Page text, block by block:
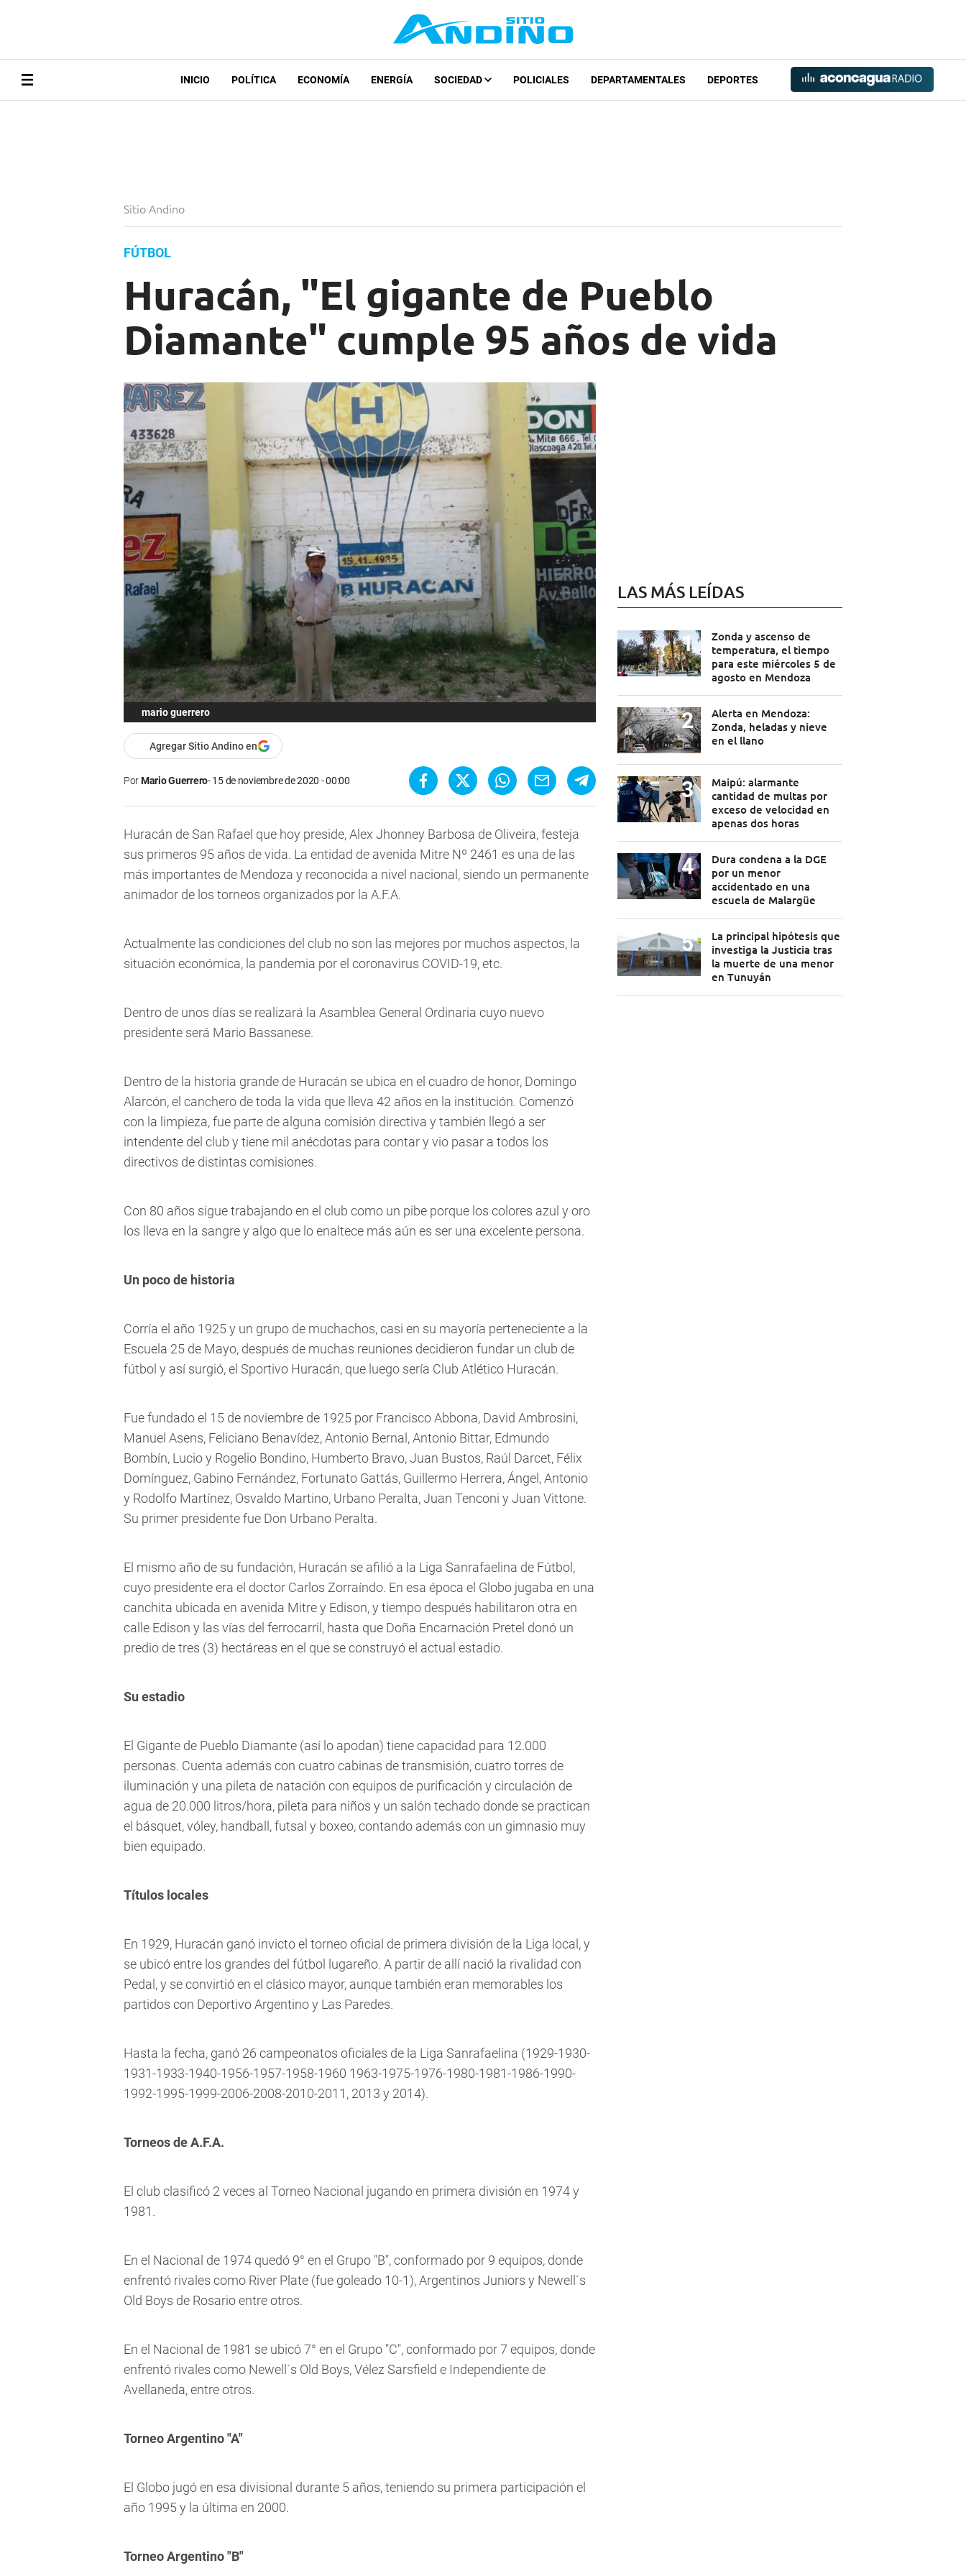
INICIO POLÍTICA ECONOMÍA ENERGÍA SOCIEDAD POLICIALES DEPARTAMENTALES DEPORTES
Sitio Andino
FÚTBOL
Huracán, "El gigante de Pueblo
Diamante" cumple 95 años de vida
mario guerrero
Agregar Sitio Andino en
PorMario Guerrero 15 de noviembre de 2020 - 00:00
Huracán de San Rafael que hoy preside, Alex Jhonney Barbosa de Oliveira, festeja
sus primeros 95 años de vida. La entidad de avenida Mitre Nº 2461 es una de las
más importantes de Mendoza y reconocida a nivel nacional, siendo un permanente
animador de los torneos organizados por la A.F.A.
Actualmente las condiciones del club no son las mejores por muchos aspectos, la
situación económica, la pandemia por el coronavirus COVID-19, etc.
Dentro de unos días se realizará la Asamblea General Ordinaria cuyo nuevo
presidente será Mario Bassanese.
Dentro de la historia grande de Huracán se ubica en el cuadro de honor, Domingo
Alarcón, el canchero de toda la vida que lleva 42 años en la institución. Comenzó
con la limpieza, fue parte de alguna comisión directiva y también llegó a ser
intendente del club y tiene mil anécdotas para contar y vio pasar a todos los
directivos de distintas comisiones.
Con 80 años sigue trabajando en el club como un pibe porque los colores azul y oro
los lleva en la sangre y algo que lo enaltece más aún es ser una excelente persona.
Un poco de historia
Corría el año 1925 y un grupo de muchachos, casi en su mayoría perteneciente a la
Escuela 25 de Mayo, después de muchas reuniones decidieron fundar un club de
fútbol y así surgió, el Sportivo Huracán, que luego sería Club Atlético Huracán.
Fue fundado el 15 de noviembre de 1925 por Francisco Abbona, David Ambrosini,
Manuel Asens, Feliciano Benavídez, Antonio Bernal, Antonio Bittar, Edmundo
Bombín, Lucio y Rogelio Bondino, Humberto Bravo, Juan Bustos, Raúl Darcet, Félix
Domínguez, Gabino Fernández, Fortunato Gattás, Guillermo Herrera, Ángel, Antonio
y Rodolfo Martínez, Osvaldo Martino, Urbano Peralta, Juan Tenconi y Juan Vittone.
Su primer presidente fue Don Urbano Peralta.
El mismo año de su fundación, Huracán se afilió a la Liga Sanrafaelina de Fútbol,
cuyo presidente era el doctor Carlos Zorraíndo. En esa época el Globo jugaba en una
canchita ubicada en avenida Mitre y Edison, y tiempo después habilitaron otra en
calle Edison y las vías del ferrocarril, hasta que Doña Encarnación Pretel donó un
predio de tres (3) hectáreas en el que se construyó el actual estadio.
Su estadio
El Gigante de Pueblo Diamante (así lo apodan) tiene capacidad para 12.000
personas. Cuenta además con cuatro cabinas de transmisión, cuatro torres de
iluminación y una pileta de natación con equipos de purificación y circulación de
agua de 20.000 litros/hora, pileta para niños y un salón techado donde se practican
el básquet, vóley, handball, futsal y boxeo, contando además con un gimnasio muy
bien equipado.
Títulos locales
En 1929, Huracán ganó invicto el torneo oficial de primera división de la Liga local, y
se ubicó entre los grandes del fútbol lugareño. A partir de allí nació la rivalidad con
Pedal, y se convirtió en el clásico mayor, aunque también eran memorables los
partidos con Deportivo Argentino y Las Paredes.
Hasta la fecha, ganó 26 campeonatos oficiales de la Liga Sanrafaelina (1929-1930-
1931-1933-1940-1956-1957-1958-1960 1963-1975-1976-1980-1981-1986-1990-
1992-1995-1999-2006-2008-2010-2011, 2013 y 2014).
Torneos de A.F.A.
El club clasificó 2 veces al Torneo Nacional jugando en primera división en 1974 y
1981.
En el Nacional de 1974 quedó 9° en el Grupo "B", conformado por 9 equipos, donde
enfrentó rivales como River Plate (fue goleado 10-1), Argentinos Juniors y Newell´s
Old Boys de Rosario entre otros.
En el Nacional de 1981 se ubicó 7° en el Grupo "C", conformado por 7 equipos, donde
enfrentó rivales como Newell´s Old Boys, Vélez Sarsfield e Independiente de
Avellaneda, entre otros.
Torneo Argentino "A"
El Globo jugó en esa divisional durante 5 años, teniendo su primera participación el
año 1995 y la última en 2000.
Torneo Argentino "B"
LAS MÁS LEÍDAS
Zonda y ascenso de
temperatura, el tiempo
para este miércoles 5 de
agosto en Mendoza
Alerta en Mendoza:
Zonda, heladas y nieve
en el llano
Maipú: alarmante
cantidad de multas por
exceso de velocidad en
apenas dos horas
Dura condena a la DGE
por un menor
accidentado en una
escuela de Malargüe
La principal hipótesis que
investiga la Justicia tras
la muerte de una menor
en Tunuyán